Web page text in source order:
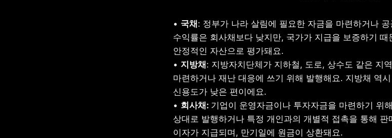
• 국채: 정부가 나라 살림에 필요한 자금을 마련하거나
수익률은 회사채보다 낮지만, 국가가 지급을 보증하기 때
안정적인 자산으로 평가돼요.
• 지방채: 지방자치단체가 지하철, 도로, 상수도 같은 지
마련하거나 재난 대응에 쓰기 위해 발행해요. 지방채 역
신용도가 낮은 편이에요.
• 회사채: 기업이 운영자금이나 투자자금을 마련하기 위
상대로 발행하거나 특정 개인과의 개별적 접촉을 통해
이자가 지급되며, 만기일에 원금이 상환돼요.